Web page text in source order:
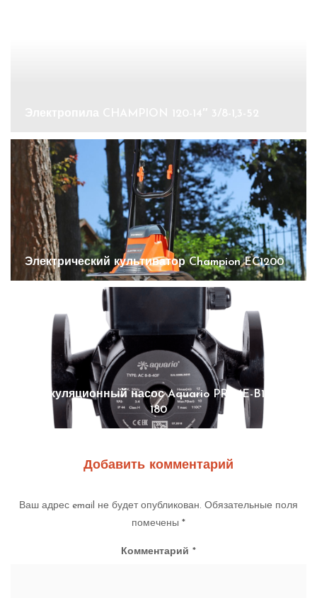
Электрический культиватор Champion EC1200
Циркуляционный насос Aquario PRIME-B1-258-
180
Добавить комментарий
Ваш адрес email не будет опубликован. Обязательные поля
помечены *
Комментарий *